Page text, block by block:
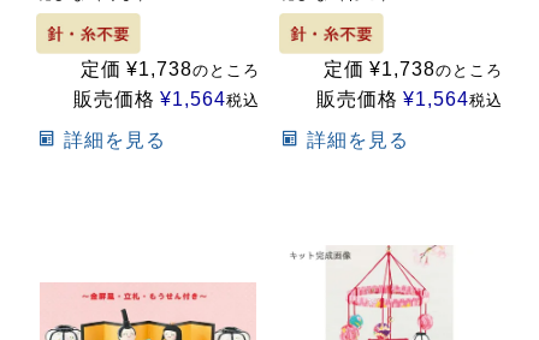
定価 ¥1,738のところ
販売価格 ¥1,564税込
詳細を見る
定価 ¥1,738のところ
販売価格 ¥1,564税込
詳細を見る